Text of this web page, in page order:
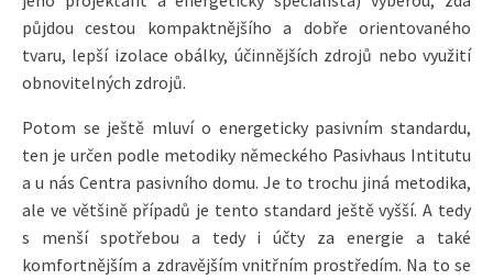
půjdou cestou kompaktnějšího a dobře orientovaného
tvaru, lepší izolace obálky, účinnějších zdrojů nebo využití
obnovitelných zdrojů.
Potom se ještě mluví o energeticky pasivním standardu,
ten je určen podle metodiky německého Pasivhaus Intitutu
a u nás Centra pasivního domu. Je to trochu jiná metodika,
ale ve většině případů je tento standard ještě vyšší. A tedy
s menší spotřebou a tedy i účty za energie a také
komfortnějším a zdravějším vnitřním prostředím. Na to se